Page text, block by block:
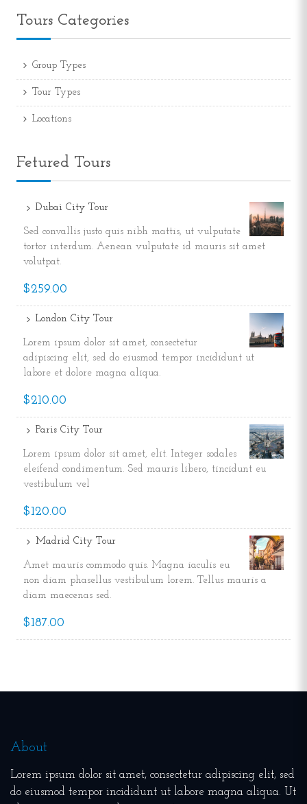
Tours Categories
Group Types
Tour Types
Locations
Fetured Tours
Dubai City Tour
Sed convallis justo quis nibh mattis, ut vulputate
tortor interdum. Aenean vulputate id mauris sit amet
volutpat.
$259.00
London City Tour
Lorem ipsum dolor sit amet, consectetur
adipiscing elit, sed do eiusmod tempor incididunt ut
labore et dolore magna aliqua.
$210.00
Paris City Tour
Lorem ipsum dolor sit amet, elit. Integer sodales
eleifend condimentum. Sed mauris libero, tincidunt eu
vestibulum vel
$120.00
Madrid City Tour
Amet mauris commodo quis. Magna iaculis eu
non diam phasellus vestibulum lorem. Tellus mauris a
diam maecenas sed.
$187.00
About
Lorem ipsum dolor sit amet, consectetur adipiscing elit, sed
do eiusmod tempor incididunt ut labore magna aliqua. Ut